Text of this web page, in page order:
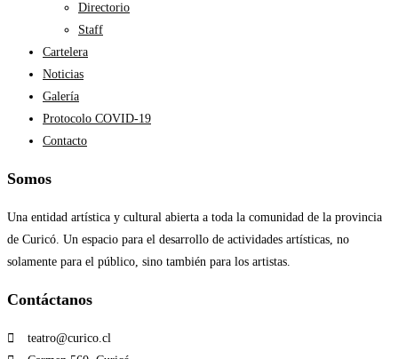
Directorio
Staff
Cartelera
Noticias
Galería
Protocolo COVID-19
Contacto
Somos
Una entidad artística y cultural abierta a toda la comunidad de la provincia
de Curicó. Un espacio para el desarrollo de actividades artísticas, no
solamente para el público, sino también para los artistas.
Contáctanos​
teatro@curico.cl